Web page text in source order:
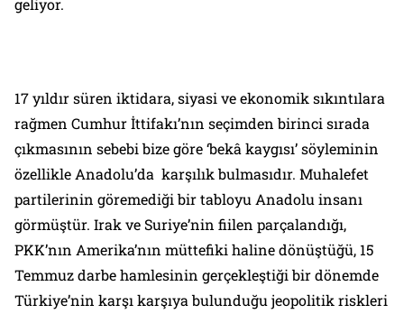
geliyor.
17 yıldır süren iktidara, siyasi ve ekonomik sıkıntılara
rağmen Cumhur İttifakı’nın seçimden birinci sırada
çıkmasının sebebi bize göre ‘bekâ kaygısı’ söyleminin
özellikle Anadolu’da karşılık bulmasıdır. Muhalefet
partilerinin göremediği bir tabloyu Anadolu insanı
görmüştür. Irak ve Suriye’nin fiilen parçalandığı,
PKK’nın Amerika’nın müttefiki haline dönüştüğü, 15
Temmuz darbe hamlesinin gerçekleştiği bir dönemde
Türkiye’nin karşı karşıya bulunduğu jeopolitik riskleri